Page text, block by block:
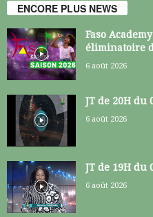
ENCORE PLUS NEWS
Faso
éliminatoire
6 août 2026
JT de 20H du
6 août 2026
JT de 19H du
6 août 2026